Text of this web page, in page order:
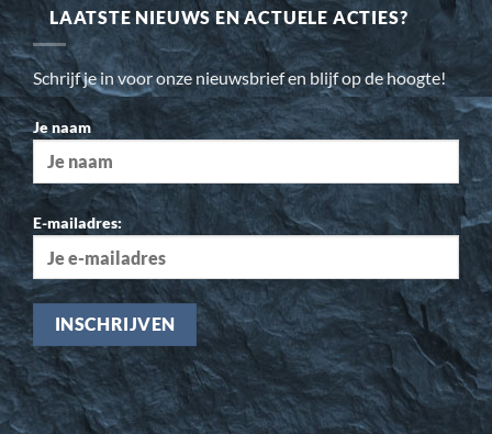
LAATSTE NIEUWS EN ACTUELE ACTIES?
Schrijf je in voor onze nieuwsbrief en blijf op de hoogte!
Je naam
E-mailadres: